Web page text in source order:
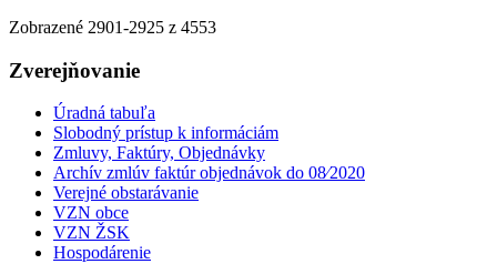
Zobrazené 2901-2925 z 4553
Zverejňovanie
Úradná tabuľa
Slobodný prístup k informáciám
Zmluvy, Faktúry, Objednávky
Archív zmlúv faktúr objednávok do 08⁄2020
Verejné obstarávanie
VZN obce
VZN ŽSK
Hospodárenie